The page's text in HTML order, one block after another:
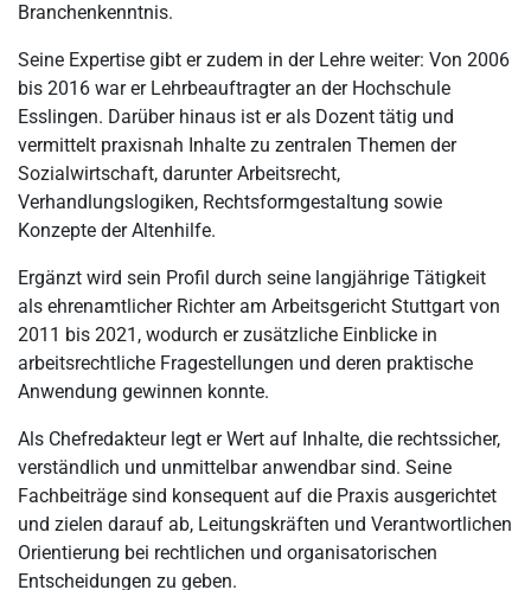
Branchenkenntnis.
Seine Expertise gibt er zudem in der Lehre weiter: Von 2006
bis 2016 war er Lehrbeauftragter an der Hochschule
Esslingen. Darüber hinaus ist er als Dozent tätig und
vermittelt praxisnah Inhalte zu zentralen Themen der
Sozialwirtschaft, darunter Arbeitsrecht,
Verhandlungslogiken, Rechtsformgestaltung sowie
Konzepte der Altenhilfe.
Ergänzt wird sein Profil durch seine langjährige Tätigkeit
als ehrenamtlicher Richter am Arbeitsgericht Stuttgart von
2011 bis 2021, wodurch er zusätzliche Einblicke in
arbeitsrechtliche Fragestellungen und deren praktische
Anwendung gewinnen konnte.
Als Chefredakteur legt er Wert auf Inhalte, die rechtssicher,
verständlich und unmittelbar anwendbar sind. Seine
Fachbeiträge sind konsequent auf die Praxis ausgerichtet
und zielen darauf ab, Leitungskräften und Verantwortlichen
Orientierung bei rechtlichen und organisatorischen
Entscheidungen zu geben.